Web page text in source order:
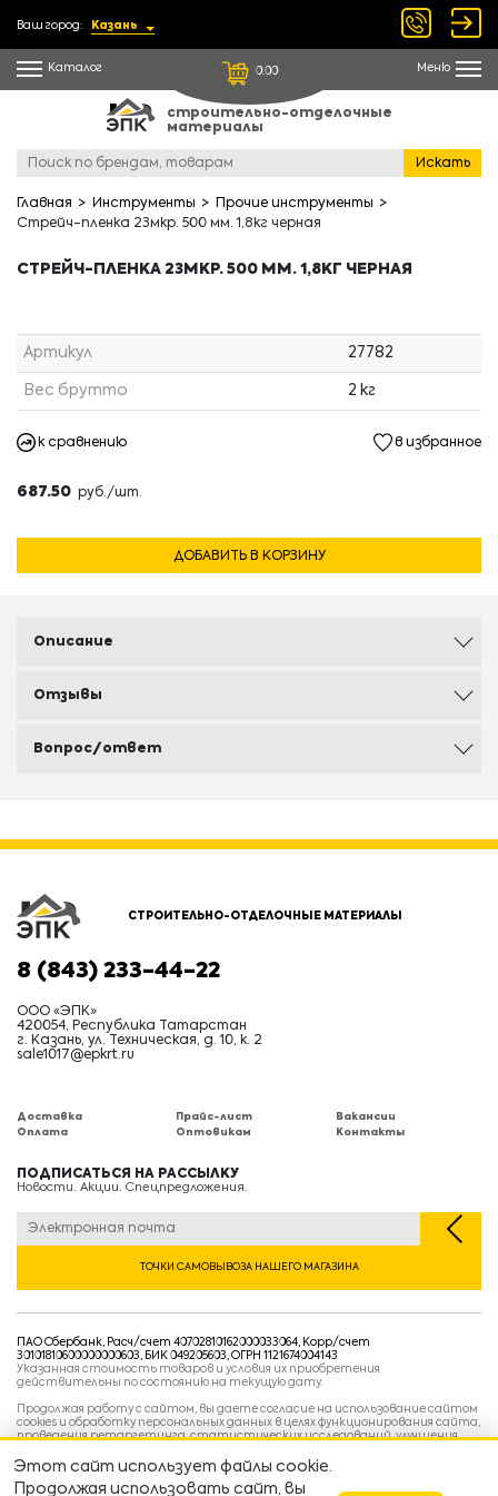
Ваш город: Казань
Каталог 0.00 Меню
строительно-отделочные
материалы
Искать
Главная Инструменты
Прочие инструменты
Стрейч-пленка 23мкр. 500 мм. 1,8кг черная
СТРЕЙЧ-ПЛЕНКА 23МКР. 500 ММ. 1,8КГ ЧЕРНАЯ
Артикул 27782
Вес брутто 2 кг
к сравнению в избранное
687.50 руб./шт.
ДОБАВИТЬ В КОРЗИНУ
Описание
Отзывы
Вопрос/ответ
СТРОИТЕЛЬНО-ОТДЕЛОЧНЫЕ МАТЕРИАЛЫ
8 (843) 233-44-22
ООО «ЭПК»
420054, Республика Татарстан
г. Казань, ул. Техническая, д. 10, к. 2
sale1017@epkrt.ru
Доставка
Оплата
Прайс-лист
Оптовикам
Вакансии
Контакты
ПОДПИСАТЬСЯ НА РАССЫЛКУ
Новости. Акции. Спецпредложения.
ТОЧКИ САМОВЫВОЗА НАШЕГО МАГАЗИНА
ПАО Сбербанк, Расч/счет 40702810162000033064, Корр/счет
30101810600000000603, БИК 049205603, ОГРН 1121674004143
Указанная стоимость товаров и условия их приобретения
действительны по состоянию на текущую дату.
Продолжая работу с сайтом, вы даете согласие на использование сайтом
cookies и обработку персональных данных в целях функционирования сайта,
проведения ретаргетинга, статистических исследований, улучшения
ваших предпочтений и интересов.
Политика конфиденциальности
Условия пользовательского соглашения
Этот сайт использует файлы cookie.
Продолжая использовать сайт, вы